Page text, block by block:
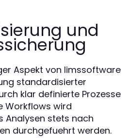
und
Aspekt von limssoftware
standardisierter
klar definierte Prozesse
Workflows wird
Analysen stets nach
durchgefuehrt werden.